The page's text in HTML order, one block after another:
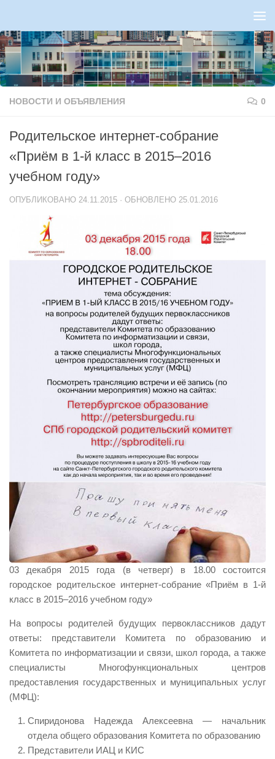
НОВОСТИ И ОБЪЯВЛЕНИЯ 0
Родительское интернет-собрание
«Приём в 1-й класс в 2015–2016
учебном году»
ОПУБЛИКОВАНО 24.11.2015 · ОБНОВЛЕНО 25.01.2016
03 декабря 2015 года (в четверг) в 18.00 состоится
городское родительское интернет-собрание «Приём в 1-й
класс в 2015–2016 учебном году»
На вопросы родителей будущих первоклассников дадут
ответы: представители Комитета по образованию и
Комитета по информатизации и связи, школ города, а также
специалисты Многофункциональных центров
предоставления государственных и муниципальных услуг
(МФЦ):
Спиридонова Надежда Алексеевна — начальник
отдела общего образования Комитета по образованию
Представители ИАЦ и КИС